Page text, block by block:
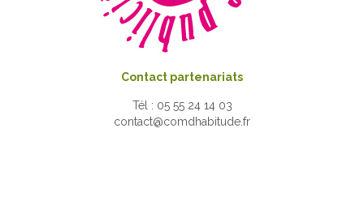
Contact partenariats
Tél : 05 55 24 14 03
contact@comdhabitude.fr